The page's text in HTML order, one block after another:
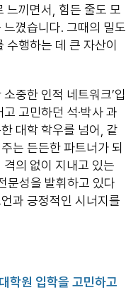
느끼면서, 힘든 줄도 모
꼈습니다. 그때의 밀도
수행하는 데 큰 자산이
중한 인적 네트워크’입
고민하던 석·박사 과
대학 학우를 넘어, 같
는 든든한 파트너가 되
의 없이 지내고 있는
문성을 발휘하고 있다
과 긍정적인 시너지를
학원 입학을 고민하고